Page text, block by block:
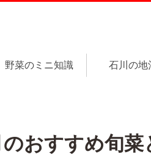
野菜のミニ知識 石川の地
おすすめ旬